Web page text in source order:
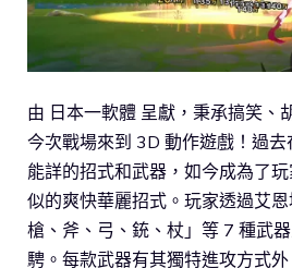
由 日本一軟體 呈獻，秉承搞笑、
今次戰場來到 3D 動作遊戲！過
能詳的招式和武器，如今成為了玩
似的爽快華麗招式。玩家透過艾
槍、斧、弓、銃、杖」等 7 種武
騁。每款武器有其獨特進攻方式